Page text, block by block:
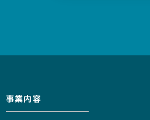
事業内容